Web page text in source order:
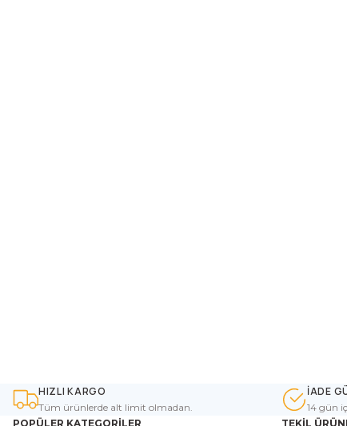
HIZLI KARGO
Tüm ürünlerde alt limit olmadan.
İADE
14 gün
POPÜLER KATEGORİLER
TEKİL